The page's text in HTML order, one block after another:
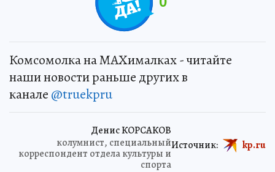
Комсомолка на MAXималках - читайте
наши новости раньше других в
канале @truekpru
Денис КОРСАКОВ
колумнист, специальный
корреспондент отдела культуры и
спорта
Источник: kp.ru